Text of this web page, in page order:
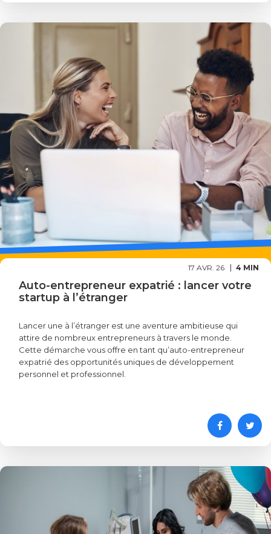
17 AVR. 26 4 MIN
Auto-entrepreneur expatrié : lancer votre
startup à l’étranger
Lancer une à l’étranger est une aventure ambitieuse qui
attire de nombreux entrepreneurs à travers le monde.
Cette démarche vous offre en tant qu’auto-entrepreneur
expatrié des opportunités uniques de développement
personnel et professionnel.